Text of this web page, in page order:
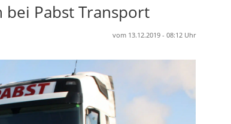
bei Pabst Transport
vom 13.12.2019 - 08:12 Uhr